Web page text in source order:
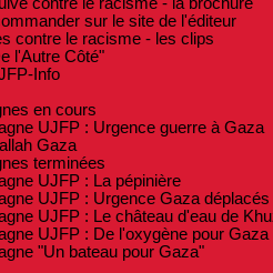
sur le site de l'éditeur
contre le racisme - les clips
l'Autre Côté"
Info
en cours
UJFP : Urgence guerre à Gaza
Gaza
terminées
UJFP : La pépinière
UJFP : Urgence Gaza déplacés
UJFP : Le château d'eau de
UJFP : De l'oxygène pour Gaza
"Un bateau pour Gaza"